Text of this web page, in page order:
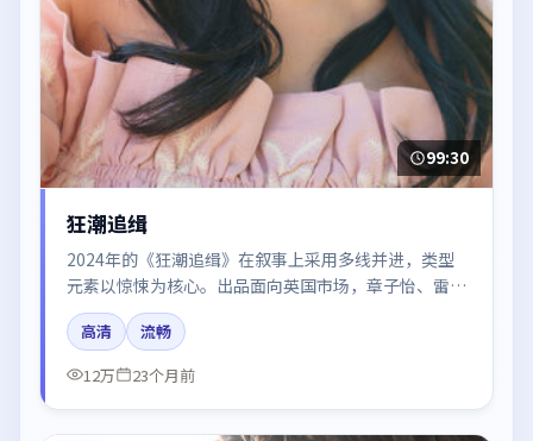
99:30
狂潮追缉
2024年的《狂潮追缉》在叙事上采用多线并进，类型
元素以惊悚为核心。出品面向英国市场，章子怡、雷佳
音、黄渤、倪妮所饰角色推动关键反转，结尾留白引发
讨论。
高清
流畅
12万
23个月前